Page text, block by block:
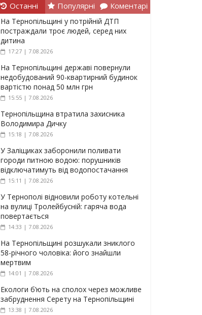
Останні Популярні Коментарі
На Тернопільщині у потрійній ДТП
постраждали троє людей, серед них
дитина
17:27 | 7.08.2026
На Тернопільщині державі повернули
недобудований 90-квартирний будинок
вартістю понад 50 млн грн
15:55 | 7.08.2026
Тернопільщина втратила захисника
Володимира Дичку
15:18 | 7.08.2026
У Заліщиках заборонили поливати
городи питною водою: порушників
відключатимуть від водопостачання
15:11 | 7.08.2026
У Тернополі відновили роботу котельні
на вулиці Тролейбусній: гаряча вода
повертається
14:33 | 7.08.2026
На Тернопільщині розшукали зниклого
58-річного чоловіка: його знайшли
мертвим
14:01 | 7.08.2026
Екологи б’ють на сполох через можливе
забруднення Серету на Тернопільщині
13:38 | 7.08.2026